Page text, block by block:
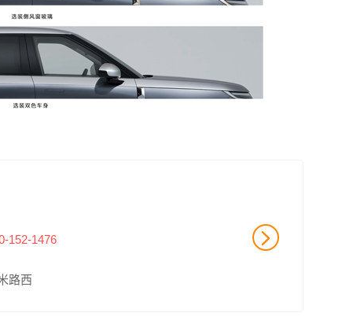
152-1476
路西